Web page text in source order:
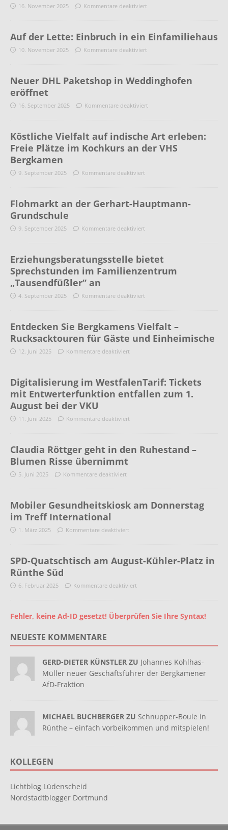
16. November 2025 Kommentare deaktiviert
Auf der Lette: Einbruch in ein Einfamiliehaus
10. November 2025 Kommentare deaktiviert
Neuer DHL Paketshop in Weddinghofen
eröffnet
16. September 2025 Kommentare deaktiviert
Köstliche Vielfalt auf indische Art erleben:
Freie Plätze im Kochkurs an der VHS
Bergkamen
9. September 2025 Kommentare deaktiviert
Flohmarkt an der Gerhart-Hauptmann-
Grundschule
9. September 2025 Kommentare deaktiviert
Erziehungsberatungsstelle bietet
Sprechstunden im Familienzentrum
„Tausendfüßler“ an
4. September 2025 Kommentare deaktiviert
Entdecken Sie Bergkamens Vielfalt –
Rucksacktouren für Gäste und Einheimische
12. Juni 2025 Kommentare deaktiviert
Digitalisierung im WestfalenTarif: Tickets
mit Entwerterfunktion entfallen zum 1.
August bei der VKU
11. Juni 2025 Kommentare deaktiviert
Claudia Röttger geht in den Ruhestand –
Blumen Risse übernimmt
5. Juni 2025 Kommentare deaktiviert
Mobiler Gesundheitskiosk am Donnerstag
im Treff International
1. März 2025 Kommentare deaktiviert
SPD-Quatschtisch am August-Kühler-Platz in
Rünthe Süd
6. Februar 2025 Kommentare deaktiviert
Fehler, keine Ad-ID gesetzt! Überprüfen Sie Ihre Syntax!
NEUESTE KOMMENTARE
GERD-DIETER KÜNSTLER ZU Johannes Kohlhas-
Müller neuer Geschäftsführer der Bergkamener
AfD-Fraktion
MICHAEL BUCHBERGER ZU Schnupper-Boule in
Rünthe – einfach vorbeikommen und mitspielen!
KOLLEGEN
Lichtblog Lüdenscheid
Nordstadtblogger Dortmund